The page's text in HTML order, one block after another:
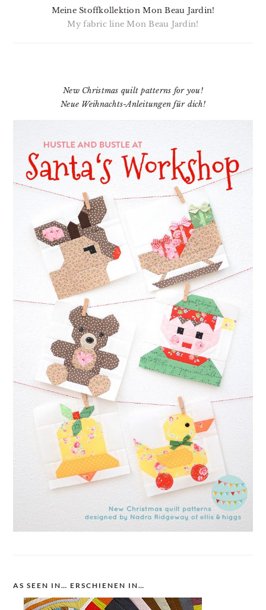
Meine Stoffkollektion Mon Beau Jardin!
My fabric line Mon Beau Jardin!
New Christmas quilt patterns for you!
Neue Weihnachts-Anleitungen für dich!
AS SEEN IN… ERSCHIENEN IN…